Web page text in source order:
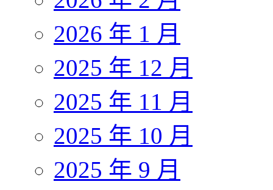
2026 年 1 月
2025 年 12 月
2025 年 11 月
2025 年 10 月
2025 年 9 月